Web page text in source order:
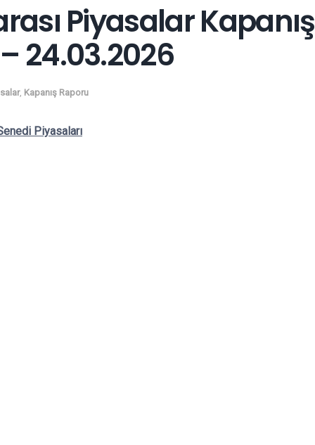
Piyasalar Kapanış
24.03.2026
, Kapanış Raporu
Piyasaları